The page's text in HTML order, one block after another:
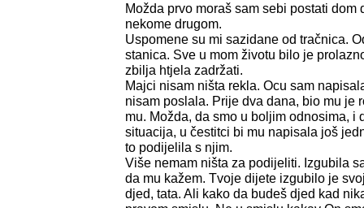
Možda prvo moraš sam sebi postati dom
nekome drugom.
Uspomene su mi sazidane od tračnica.
stanica. Sve u mom životu bilo je
zbilja htjela zadržati.
Majci nisam ništa rekla. Ocu sam
nisam poslala. Prije dva dana, bio mu je
mu. Možda, da smo u boljim odnosima, i
situacija, u čestitci bi mu napisala još
to podijelila s njim.
Više nemam ništa za podijeliti. Izgubila
da mu kažem. Tvoje dijete izgubilo je
djed, tata. Ali kako da budeš djed kad